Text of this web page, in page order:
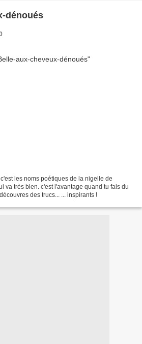
dénoués
les noms poétiques de la nigelle de
va très bien. c'est l'avantage quand tu fais du
des trucs... ... inspirants !